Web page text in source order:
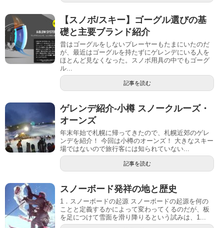
【スノボ/スキー】ゴーグル選びの基
礎と主要ブランド紹介
昔はゴーグルをしないプレーヤーもたまにいたのだ
が、最近はゴーグルを持たずにゲレンデにいる人を
ほとんど見なくなった。スノボ用具の中でもゴーグ
ル...
記事を読む
ゲレンデ紹介-小樽 スノークルーズ・
オーンズ
年末年始で札幌に帰ってきたので、札幌近郊のゲレ
ンデを紹介！ 今回は小樽のオーンズ！ 大きなスキー
場ではないので旅行客には知られていない...
記事を読む
スノーボード発祥の地と歴史
1．スノーボードの起源 スノーボードの起源を何の
ことと定義するかによって変わってくるのだが、板
を足につけて雪面を滑り降りるという試みは、1...